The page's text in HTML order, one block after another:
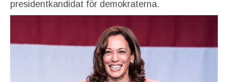
presidentkandidat för demokraterna.